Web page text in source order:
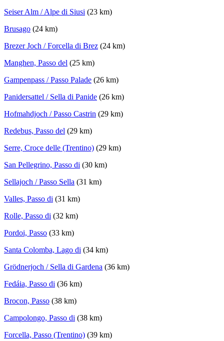
Seiser Alm / Alpe di Siusi (23 km)
Brusago (24 km)
Brezer Joch / Forcella di Brez (24 km)
Manghen, Passo del (25 km)
Gampenpass / Passo Palade (26 km)
Panidersattel / Sella di Panide (26 km)
Hofmahdjoch / Passo Castrin (29 km)
Redebus, Passo del (29 km)
Serre, Croce delle (Trentino) (29 km)
San Pellegrino, Passo di (30 km)
Sellajoch / Passo Sella (31 km)
Valles, Passo di (31 km)
Rolle, Passo di (32 km)
Pordoi, Passo (33 km)
Santa Colomba, Lago di (34 km)
Grödnerjoch / Sella di Gardena (36 km)
Fedáia, Passo di (36 km)
Brocon, Passo (38 km)
Campolongo, Passo di (38 km)
Forcella, Passo (Trentino) (39 km)